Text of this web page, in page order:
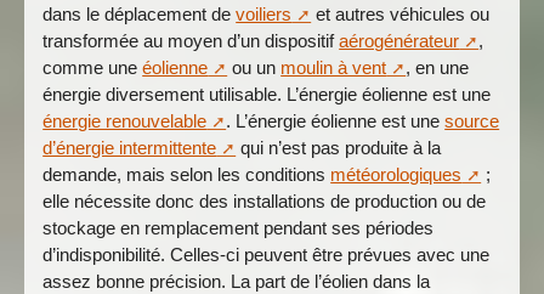
dans le déplacement devoiliers
et autres véhicules ou
transformée au moyen d’un dispositifaérogénérateur
,
comme uneéolienne ou un moulin à vent
, en une
énergie diversement utilisable. L’énergie éolienne est une
énergie renouvelable
. L’énergie éolienne est unesource
d’énergie intermittente
qui n’est pas produite à la
demande, mais selon les conditions météorologiques
;
elle nécessite donc des installations de production ou de
stockage en remplacement pendant ses périodes
d’indisponibilité. Celles-ci peuvent être prévues avec une
assez bonne précision. La part de l’éolien dans la